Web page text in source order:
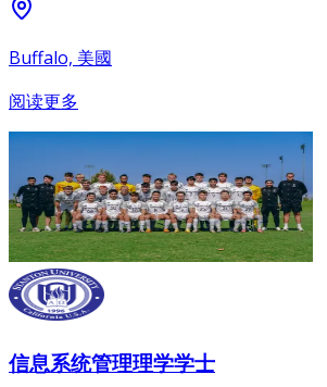
Buffalo, 美國
阅读更多
信息系统管理理学学士